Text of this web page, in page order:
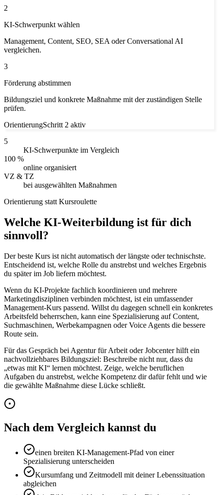
2
KI-Schwerpunkt wählen
Management, Content, SEO, SEA oder Conversational AI
vergleichen.
3
Förderung abstimmen
Bildungsziel und konkrete Maßnahme mit der zuständigen Stelle
prüfen.
OrientierungSchritt 2 aktiv
5
KI-Schwerpunkte im Vergleich
100 %
online organisiert
VZ & TZ
bei ausgewählten Maßnahmen
Orientierung statt Kursroulette
Welche KI-Weiterbildung ist für dich
sinnvoll?
Der beste Kurs ist nicht automatisch der längste oder technischste.
Entscheidend ist, welche Rolle du anstrebst und welches Ergebnis
du später im Job liefern möchtest.
Wenn du KI-Projekte fachlich koordinieren und mehrere
Marketingdisziplinen verbinden möchtest, ist ein umfassender
Management-Kurs passend. Willst du dagegen schnell ein konkretes
Arbeitsfeld beherrschen, kann eine Spezialisierung auf Content,
Suchmaschinen, Werbekampagnen oder Voice Agents die bessere
Route sein.
Für das Gespräch bei Agentur für Arbeit oder Jobcenter hilft ein
nachvollziehbares Bildungsziel: Beschreibe nicht nur, dass du
„etwas mit KI“ lernen möchtest. Zeige, welche beruflichen
Aufgaben du anstrebst, welche Kompetenz dir dafür fehlt und wie
die gewählte Maßnahme diese Lücke schließt.
Nach dem Vergleich kannst du
einen breiten KI-Management-Pfad von einer
Spezialisierung unterscheiden
Kursumfang und Zeitmodell mit deiner Lebenssituation
abgleichen